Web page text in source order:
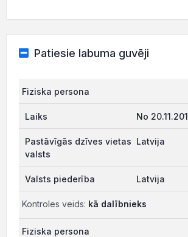
Patiesie labuma guvēji
Fiziska persona
No
Latvija
Latvija
Kontroles veids: kā dalībnieks
Fiziska persona